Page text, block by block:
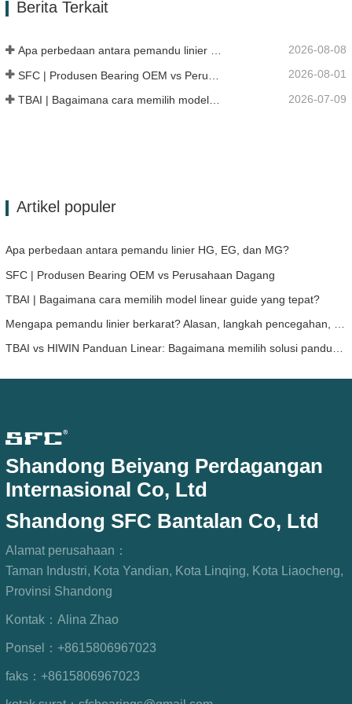
Berita Terkait
Apa perbedaan antara pemandu linier HG, EG, dan MG? 2026-08-08
2026-08-01
2026-07-09
Artikel populer
Apa perbedaan antara pemandu linier HG, EG, dan MG?
SFC | Produsen Bearing OEM vs Perusahaan Dagang
TBAI | Bagaimana cara memilih model linear guide yang tepat?
TBAI vs HIWIN Panduan Linear: Bagaimana memilih solusi panduan linear yang tepat untuk perangkat Anda?
Shandong Beiyang Perdagangan
Internasional Co, Ltd
Shandong SFC Bantalan Co, Ltd
Alamat perusahaan：
Taman Industri, Kota Yandian, Kota Linqing, Kota Liaocheng,
Provinsi Shandong
Kontak： Alina Zhao
Ponsel： +8615806967023
faks： +8615806967023